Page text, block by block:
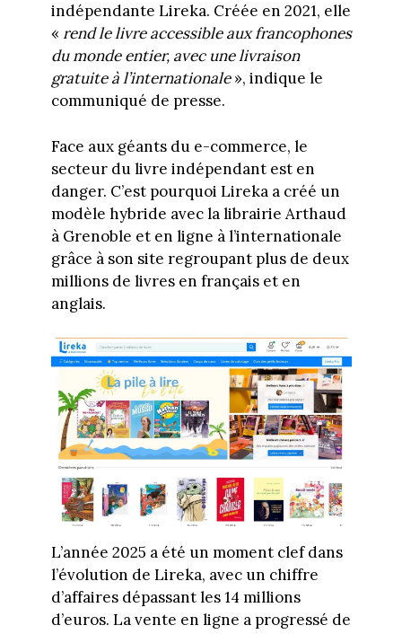
indépendante Lireka. Créée en 2021, elle
« rend le livre accessible aux francophones
du monde entier, avec une livraison
gratuite à l’internationale», indique le
communiqué de presse.
Face aux géants du e-commerce, le
secteur du livre indépendant est en
danger. C’est pourquoi Lireka a créé un
modèle hybride avec la librairie Arthaud
à Grenoble et en ligne à l’internationale
grâce à son site regroupant plus de deux
millions de livres en français et en
anglais.
L’année 2025 a été un moment clef dans
l’évolution de Lireka, avec un chiffre
d’affaires dépassant les 14 millions
d’euros. La vente en ligne a progressé de